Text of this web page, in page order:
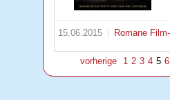
15.06.2015 Romane
vorherige 1 2 3 4 5 6